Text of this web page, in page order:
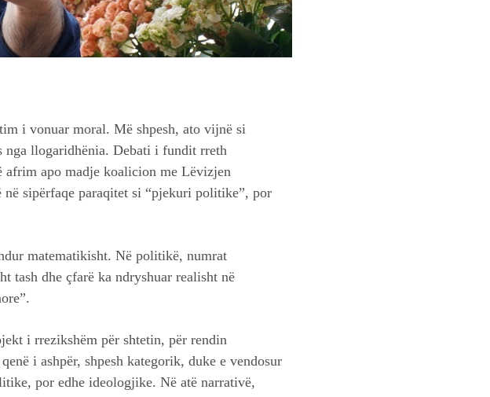
i vonuar moral. Më shpesh, ato vijnë si
nga llogaridhënia. Debati i fundit rreth
apo madje koalicion me Lëvizjen
sipërfaqe paraqitet si “pjekuri politike”, por
matematikisht. Në politikë, numrat
tash dhe çfarë ka ndryshuar realisht në
i rrezikshëm për shtetin, për rendin
i ashpër, shpesh kategorik, duke e vendosur
por edhe ideologjike. Në atë narrativë,